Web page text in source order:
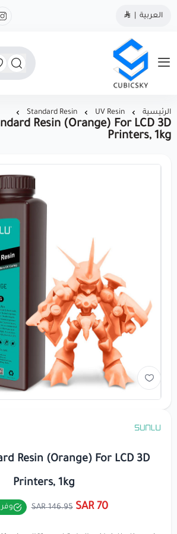
العربية
مؤسسة كيوبك سكاي
الرئيسية UV Resin
Standard Resin
Resin (Orange) For LCD 3D
Printers, 1kg
Resin (Orange) For LCD 3D
Printers, 1kg
70 SAR
146.95 SAR وفر 77